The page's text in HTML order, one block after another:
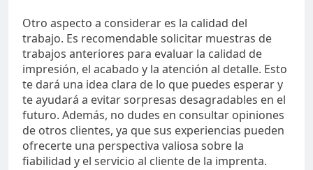
Otro aspecto a considerar es la calidad del
trabajo. Es recomendable solicitar muestras de
trabajos anteriores para evaluar la calidad de
impresión, el acabado y la atención al detalle. Esto
te dará una idea clara de lo que puedes esperar y
te ayudará a evitar sorpresas desagradables en el
futuro. Además, no dudes en consultar opiniones
de otros clientes, ya que sus experiencias pueden
ofrecerte una perspectiva valiosa sobre la
fiabilidad y el servicio al cliente de la imprenta.